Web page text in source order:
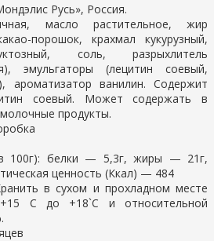
Русь», Россия.
масло растительное, жир
порошок, крахмал кукурузный,
соль, разрыхлитель
эмульгаторы (лецитин соевый,
ароматизатор ванилин. Содержит
соевый. Может содержать в
продукты.
100г): белки — 5,3г, жиры — 21г,
ценность (Ккал) — 484
в сухом и прохладном месте
С до +18`С и относительной